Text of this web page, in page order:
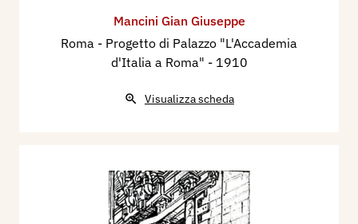
Mancini Gian Giuseppe
Roma - Progetto di Palazzo "L'Accademia
d'Italia a Roma" - 1910
Visualizza scheda